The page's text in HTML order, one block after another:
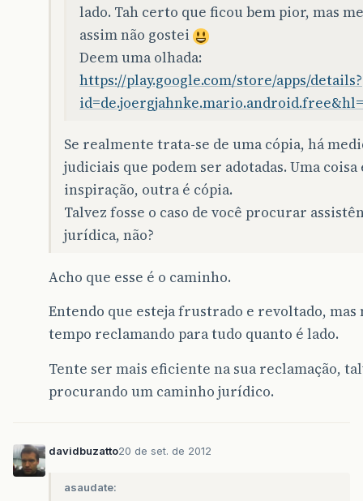
lado. Tah certo que ficou bem pior, mas
assim não gostei
Deem uma olhada:
https://play.google.com/store/apps/details?
Se realmente trata-se de uma cópia, há
judiciais que podem ser adotadas. Uma coisa
inspiração, outra é cópia.
Talvez fosse o caso de você procurar
jurídica, não?
Acho que esse é o caminho.
Entendo que esteja frustrado e revoltado, mas
tempo reclamando para tudo quanto é lado.
Tente ser mais eficiente na sua reclamação,
procurando um caminho jurídico.
davidbuzatto20 de set. de 2012
asaudate: